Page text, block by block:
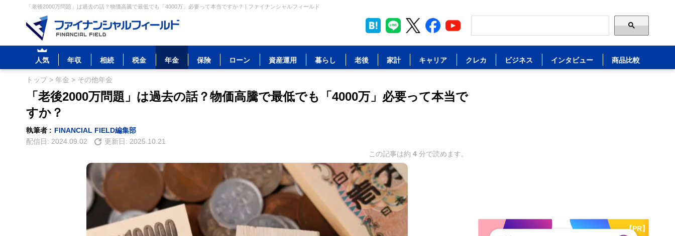
「老後2000万問題」は過去の話？物価高騰で最低でも「4000万」必要って本当ですか？ | ファイナンシャルフィールド
人気 年収 相続 税金 年金 保険 ローン 資産運用 暮らし 老後 家計 キャリア クレカ ビジネス インタビュー 商品比較
トップ> 年金 > その他年金
「老後2000万問題」は過去の話？物価高騰で最低でも「4000万」必要って本当で
すか？
執筆者 : FINANCIAL FIELD編集部
配信日: 2024.09.02 更新日: 2025.10.21
この記事は約 4 分で読めます。
【PR】